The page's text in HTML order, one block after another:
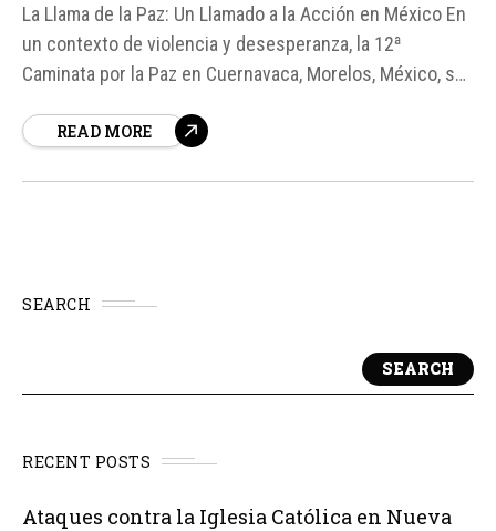
La Llama de la Paz: Un Llamado a la Acción en México En
un contexto de violencia y desesperanza, la 12ª
Caminata por la Paz en Cuernavaca, Morelos, México, se
construir un futuro más pacífico. Mons.
READ MORE
SEARCH
SEARCH
RECENT POSTS
Ataques contra la Iglesia Católica en Nueva